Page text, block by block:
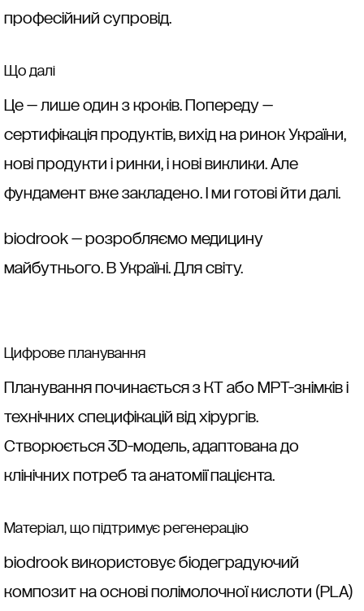
професійний супровід.
Що далі
Це — лише один з кроків. Попереду —
сертифікація продуктів, вихід на ринок України,
нові продукти і ринки, і нові виклики. Але
фундамент вже закладено. І ми готові йти далі.
biodrook — розробляємо медицину
майбутнього. В Україні. Для світу.
Цифрове планування
Планування починається з КТ або МРТ-знімків і
технічних специфікацій від хірургів.
Створюється 3D-модель, адаптована до
клінічних потреб та анатомії пацієнта.
Матеріал, що підтримує регенерацію
biodrook використовує біодеградуючий
композит на основі полімолочної кислоти (PLA)